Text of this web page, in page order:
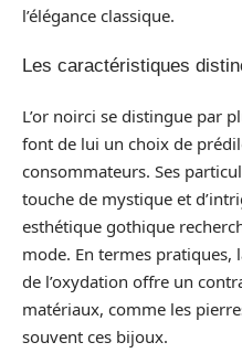
l’élégance classique.
Les caractéristiques
L’or noirci se distingue par
font de lui un choix de
consommateurs. Ses
touche de mystique et
esthétique gothique
mode. En termes
de l’oxydation offre un
matériaux, comme les
souvent ces bijoux.